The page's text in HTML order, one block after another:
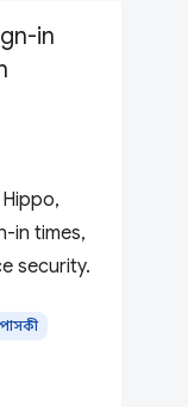
in
in times,
security.
পাসকী